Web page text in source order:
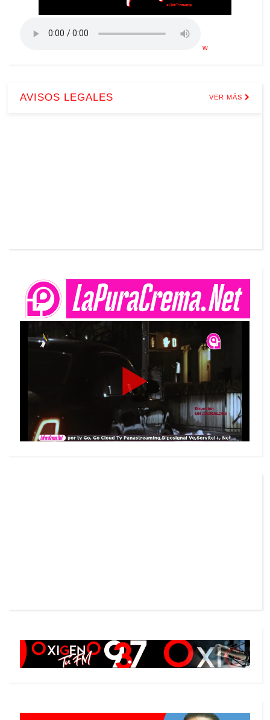
w
AVISOS LEGALES VER MÁS